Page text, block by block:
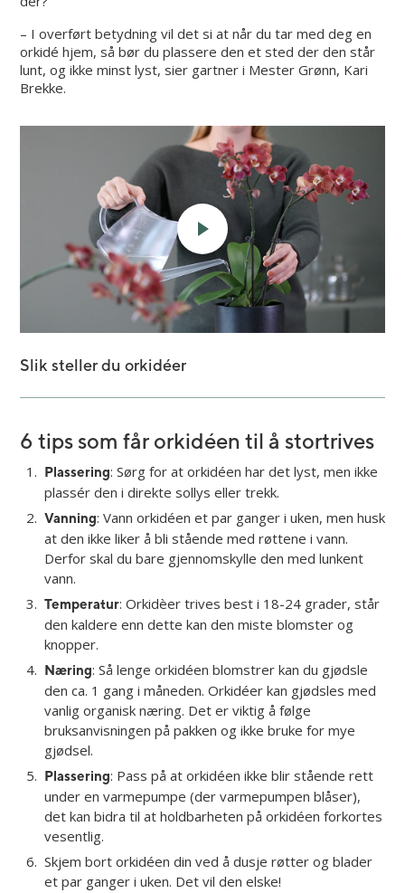
– I overført betydning vil det si at når du tar med deg en
orkidé hjem, så bør du plassere den et sted der den står
lunt, og ikke minst lyst, sier gartner i Mester Grønn, Kari
Brekke.
Slik steller du orkidéer
6 tips som får orkidéen til å stortrives
Plassering: Sørg for at orkidéen har det lyst, men ikke
plassér den i direkte sollys eller trekk.
Vanning: Vann orkidéen et par ganger i uken, men husk
at den ikke liker å bli stående med røttene i vann.
Derfor skal du bare gjennomskylle den med lunkent
vann.
Temperatur: Orkidèer trives best i 18-24 grader, står
den kaldere enn dette kan den miste blomster og
knopper.
Næring: Så lenge orkidéen blomstrer kan du gjødsle
den ca. 1 gang i måneden. Orkidéer kan gjødsles med
vanlig organisk næring. Det er viktig å følge
bruksanvisningen på pakken og ikke bruke for mye
gjødsel.
Plassering: Pass på at orkidéen ikke blir stående rett
under en varmepumpe (der varmepumpen blåser),
det kan bidra til at holdbarheten på orkidéen forkortes
vesentlig.
Skjem bort orkidéen din ved å dusje røtter og blader
et par ganger i uken. Det vil den elske!